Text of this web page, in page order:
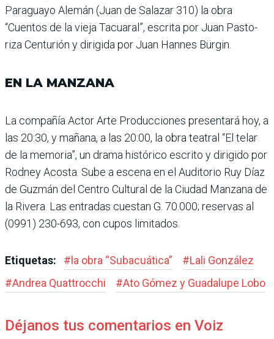
Paraguayo Alemán (Juan de Salazar 310) la obra
“Cuentos de la vieja Tacua­ral”, escrita por Juan Pasto­
riza Centurión y dirigida por Juan Hannes Bürgin.
EN LA MANZANA
La compañía Actor Arte Producciones presentará hoy, a
las 20:30, y mañana, a las 20:00, la obra teatral “El telar
de la memoria”, un drama histórico escrito y dirigido por
Rodney Acosta. Sube a escena en el Audito­rio Ruy Díaz
de Guzmán del Centro Cultural de la Ciudad Manzana de
la Rivera. Las entradas cuestan G. 70.000; reservas al
(0991) 230-693, con cupos limitados.
Etiquetas: #la obra “Subacuática” #Lali González
#Andrea Quattrocchi #Ato Gómez y Guadalupe Lobo
Déjanos tus comentarios en Voiz